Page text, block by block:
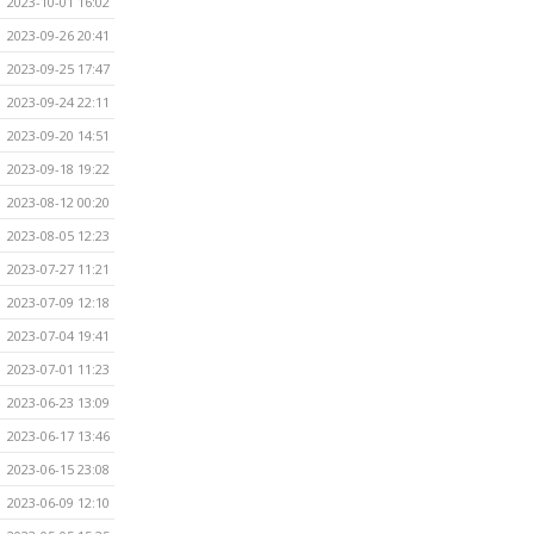
2023-09-26 20:41
2023-09-25 17:47
2023-09-24 22:11
2023-09-20 14:51
2023-09-18 19:22
2023-08-12 00:20
2023-08-05 12:23
2023-07-27 11:21
2023-07-09 12:18
2023-07-04 19:41
2023-07-01 11:23
2023-06-23 13:09
2023-06-17 13:46
2023-06-15 23:08
2023-06-09 12:10